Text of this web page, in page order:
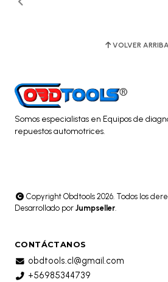
VOLVER ARRIBA
Somos especialistas en Equipos de
repuestos automotrices.
Copyright Obdtools 2026. Todos los
Desarrollado por Jumpseller.
CONTÁCTANOS
obdtools.cl@gmail.com
+56985344739